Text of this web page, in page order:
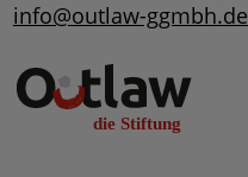
info@outlaw-ggmbh.de